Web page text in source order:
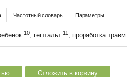
Частотный словарь Параметры
10, гештальт 11 , проработка травм
Отложить в корзину